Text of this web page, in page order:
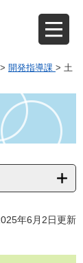
> 開発指導課 > 土
年6月2日更新